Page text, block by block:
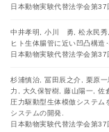
日本動物実験代替法学会第
中井孝明, 小川 勇, 松永民秀,
ヒト生体腸管に近い凹凸構造
日本動物実験代替法学会第
杉浦慎治, 冨田辰之介, 栗原
力, 大久保智樹, 藤山陽一, 佐
圧力駆動型生体模倣システ
システムの開発.
日本動物実験代替法学会第